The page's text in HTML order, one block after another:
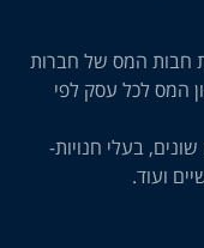
חבות המס של חברות
המס לכל עסק לפי
בעלי חנויות-
ועוד.